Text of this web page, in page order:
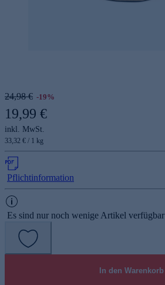
24,98 € -19%
19,99 €
inkl. MwSt.
33,32 € / 1 kg
Pflichtinformation
Es sind nur noch wenige Artikel verfügbar
In den Warenkorb